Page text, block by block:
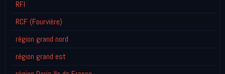
RFI
RCF (Fourvière)
région grand nord
région grand est